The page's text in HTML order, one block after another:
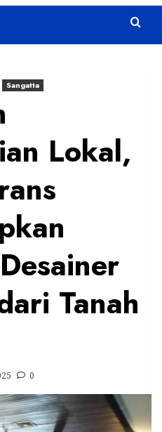
Sangatta
Lokal,
Tanah
0